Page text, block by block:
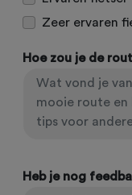
Zeer ervaren
Hoe zou je de
Heb je nog